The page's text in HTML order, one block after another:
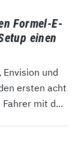
Formel-E-
einen
Envision und
ersten acht
mit d...